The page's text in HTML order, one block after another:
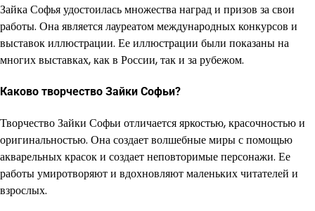
Зайка Софья удостоилась множества наград и призов за свои
работы. Она является лауреатом международных конкурсов и
выставок иллюстрации. Ее иллюстрации были показаны на
многих выставках, как в России, так и за рубежом.
Каково творчество Зайки Софьи?
Творчество Зайки Софьи отличается яркостью, красочностью и
оригинальностью. Она создает волшебные миры с помощью
акварельных красок и создает неповторимые персонажи. Ее
работы умиротворяют и вдохновляют маленьких читателей и
взрослых.